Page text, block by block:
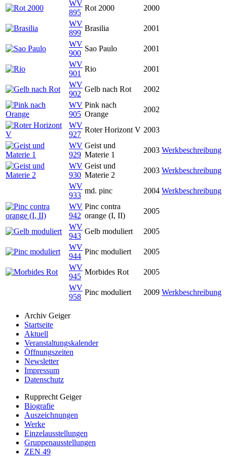
WV
895
Rot 2000
2000
WV
899
Brasilia
2001
WV
900
Sao Paulo
2001
WV
901
Rio
2001
WV
902
Gelb nach Rot
2002
WV
905
Pink nach
Orange
2002
WV
927
Roter Horizont V 2003
WV
929
Geist und
Materie 1
2003 Werkbeschreibung
WV
930
Geist und
Materie 2
2003 Werkbeschreibung
WV
933
md. pinc 2004 Werkbeschreibung
WV
942
Pinc contra
orange (I, II)
2005
WV
943
Gelb moduliert
2005
WV
944
Pinc moduliert
2005
WV
945
Morbides Rot
2005
WV
958
Pinc moduliert 2009 Werkbeschreibung
Archiv Geiger
Startseite
Aktuell
Veranstaltungskalender
Öffnungszeiten
Newsletter
Impressum
Datenschutz
Rupprecht Geiger
Biografie
Auszeichnungen
Werke
Einzelausstellungen
Gruppenausstellungen
ZEN 49